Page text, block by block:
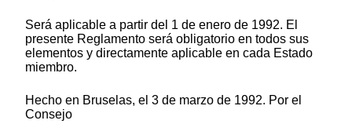
Será aplicable a partir del 1 de enero de 1992. El
presente Reglamento será obligatorio en todos sus
elementos y directamente aplicable en cada Estado
miembro.
Hecho en Bruselas, el 3 de marzo de 1992. Por el
Consejo